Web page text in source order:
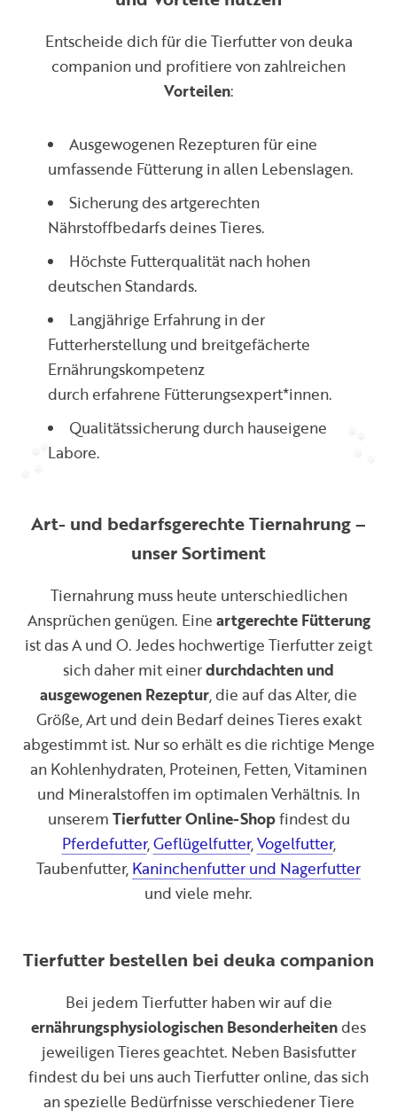
Entscheide dich für die Tierfutter von deuka
companion und profitiere von zahlreichen
Vorteilen:
Ausgewogenen Rezepturen für eine
umfassende Fütterung in allen Lebenslagen.
Sicherung des artgerechten
Nährstoffbedarfs deines Tieres.
Höchste Futterqualität nach hohen
deutschen Standards.
Langjährige Erfahrung in der
Futterherstellung und breitgefächerte
Ernährungskompetenz
durch erfahrene Fütterungsexpert*innen.
Qualitätssicherung durch hauseigene
Labore.
Art- und bedarfsgerechte Tiernahrung –
unser Sortiment
Tiernahrung muss heute unterschiedlichen
Ansprüchen genügen. Eine artgerechte Fütterung
ist das A und O. Jedes hochwertige Tierfutter zeigt
sich daher mit einerdurchdachten und
ausgewogenen Rezeptur, die auf das Alter, die
Größe, Art und dein Bedarf deines Tieres exakt
abgestimmt ist. Nur so erhält es die richtige Menge
an Kohlenhydraten, Proteinen, Fetten, Vitaminen
und Mineralstoffen im optimalen Verhältnis. In
unserem Tierfutter Online-Shopfindest du
Pferdefutter,Geflügelfutter,Vogelfutter,
Taubenfutter, Kaninchenfutter und Nagerfutter
und viele mehr.
Tierfutter bestellen bei deuka companion
Bei jedem Tierfutter haben wir auf die
ernährungsphysiologischen Besonderheitendes
jeweiligen Tieres geachtet. Neben Basisfutter
findest du bei uns auch Tierfutter online, das sich
an spezielle Bedürfnisse verschiedener Tiere